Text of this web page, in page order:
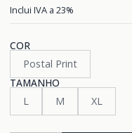
Inclui IVA a 23%
COR
Postal Print
TAMANHO
L
M XL